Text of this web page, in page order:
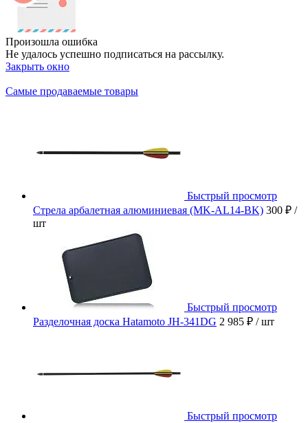
Произошла ошибка
Не удалось успешно подписаться на рассылку.
Закрыть окно
Самые продаваемые товары
Быстрый просмотр
Стрела арбалетная алюминиевая (MK-AL14-BK) 300 ₽ /
шт
Быстрый просмотр
Разделочная доска Hatamoto JH-341DG 2 985 ₽ / шт
Быстрый просмотр